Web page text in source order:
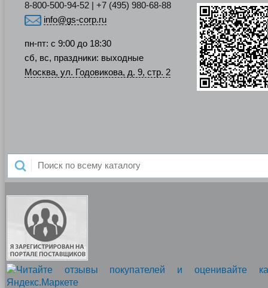
8-800-500-94-52 | +7 (495) 980-68-88
info@gs-corp.ru
пн-пт: с 9:00 до 18:30
сб, вс, праздники: выходные
Москва, ул. Годовикова, д. 9, стр. 2